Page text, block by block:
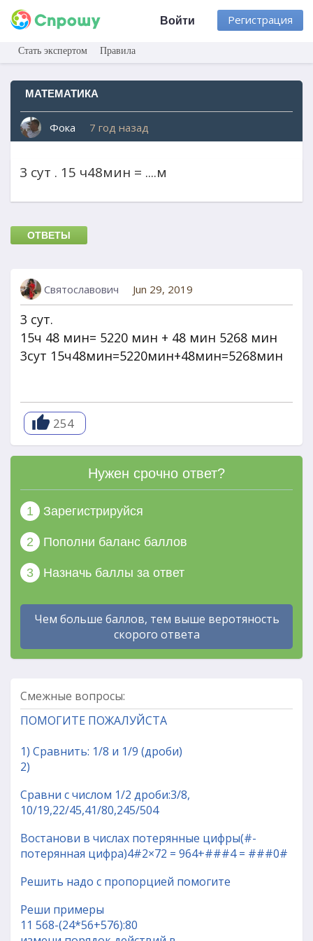
Регистрация
Войти
Стать экспертом Правила
МАТЕМАТИКА
Фока 7 год назад
3 сут . 15 ч48мин = ....м
ОТВЕТЫ
Святославович Jun 29, 2019
3 сут.
15ч 48 мин= 5220 мин + 48 мин 5268 мин
3сут 15ч48мин=5220мин+48мин=5268мин
254
Нужен срочно ответ?
1 Зарегистрируйся
2 Пополни баланс баллов
3 Назначь баллы за ответ
Чем больше баллов, тем выше веротяность
скорого ответа
Смежные вопросы:
ПОМОГИТЕ ПОЖАЛУЙСТА
1) Сравнить: 1/8 и 1/9 (дроби)
2)
Сравни с числом 1/2 дроби:3/8,
10/19,22/45,41/80,245/504
Востанови в числах потерянные цифры(#-
потерянная цифра)4#2×72 = 964+###4 = ###0#
Решить надо с пропорцией помогите
Реши примеры
11 568-(24*56+576):80